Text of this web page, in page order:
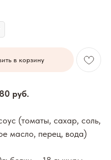
в корзину
руб.
(томаты, сахар, соль,
масло, перец, вода)